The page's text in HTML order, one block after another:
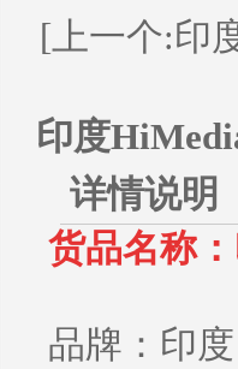
[上一个:印
印度
详情说明
货品名称：
品牌：印